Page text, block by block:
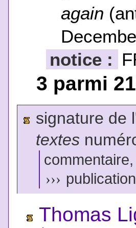
again
notice :
3 parmi
signature de
textes
››› publication
Thomas